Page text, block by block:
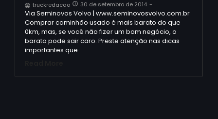
truckredacao 30 de setembro de 2014 -
Via Seminovos Volvo | www.seminovosvolvo.com.br
Comprar caminhão usado é mais barato do que
0km, mas, se você não fizer um bom negócio, o
barato pode sair caro. Preste atenção nas dicas
importantes que…